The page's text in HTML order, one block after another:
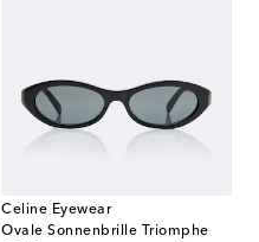
Celine Eyewear
Ovale Sonnenbrille Triomphe